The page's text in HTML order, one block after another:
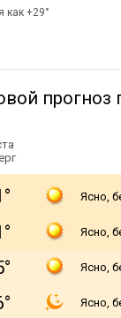
как +29°
Ясно,
Ясно,
Ясно,
Ясно,